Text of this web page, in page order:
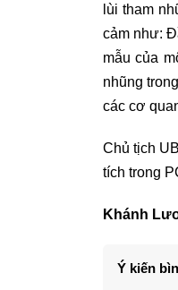
lùi tham
cảm như:
mẫu của
nhũng
các cơ
Chủ tịch
tích trong
Khánh
Ý kiến